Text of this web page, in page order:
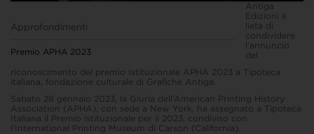
Approfondimenti
Premio APHA 2023
Antiga
Edizioni è
lieta di
condividere
l’annuncio
del
riconoscimento del premio Istituzionale APHA 2023 a Tipoteca
italiana, fondazione culturale di Grafiche Antiga.
Sabato 28 gennaio 2023, la Giuria dell’American Printing History
Association (APHA), con sede a New York, ha assegnato a Tipoteca
Italiana il Premio istituzionale per il 2023, condiviso con
l’International Printing Museum di Carson (California).